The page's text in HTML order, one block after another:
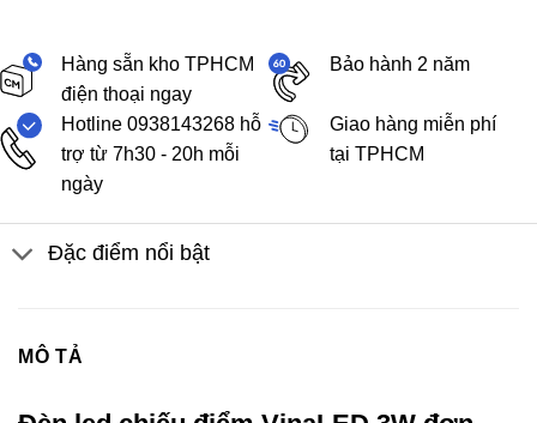
Hàng sẵn kho TPHCM
điện thoại ngay
Bảo hành 2 năm
Hotline 0938143268 hỗ
trợ từ 7h30 - 20h mỗi
ngày
Giao hàng miễn phí
tại TPHCM
Đặc điểm nổi bật
MÔ TẢ